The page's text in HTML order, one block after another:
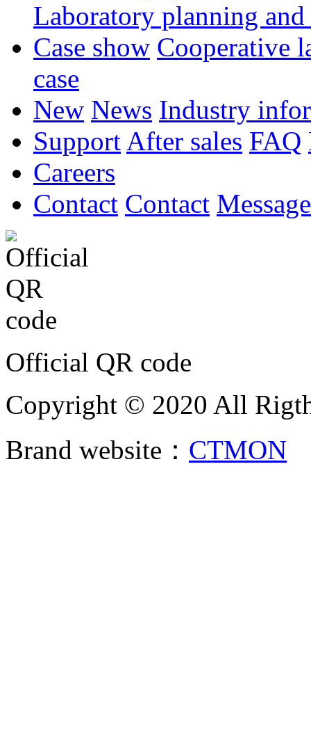
Laboratory planning and
Case show Cooperative
case
New News Industry
Support After sales FAQ
Careers
Contact Contact Message
Official QR code
Copyright © 2020 All
Brand website： CTMON